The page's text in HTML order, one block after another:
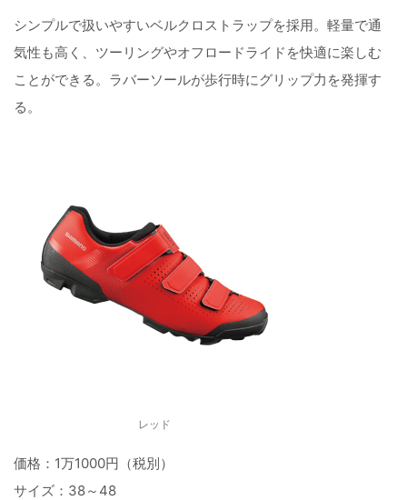
シンプルで扱いやすいベルクロストラップを採用。軽量で通
気性も高く、ツーリングやオフロードライドを快適に楽しむ
ことができる。ラバーソールが歩行時にグリップ力を発揮す
る。
レッド
価格：1万1000円（税別）
サイズ：38～48